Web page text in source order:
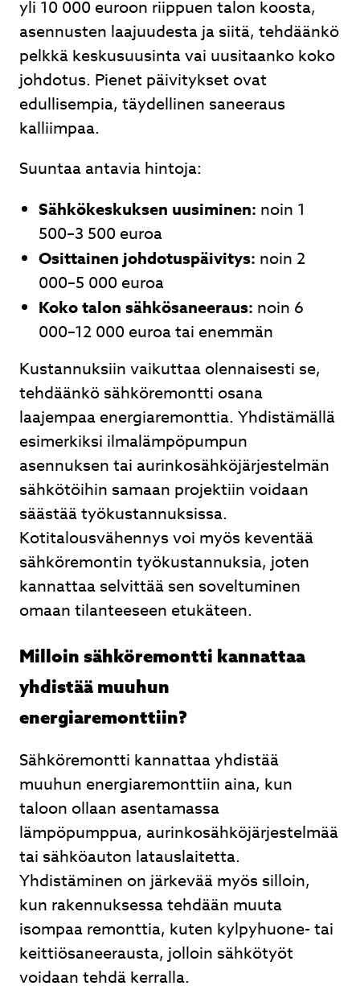
yli 10 000 euroon riippuen talon koosta,
asennusten laajuudesta ja siitä, tehdäänkö
pelkkä keskusuusinta vai uusitaanko koko
johdotus. Pienet päivitykset ovat
edullisempia, täydellinen saneeraus
kalliimpaa.
Suuntaa antavia hintoja:
Sähkökeskuksen uusiminen: noin 1
500–3 500 euroa
Osittainen johdotuspäivitys: noin 2
000–5 000 euroa
Koko talon sähkösaneeraus: noin 6
000–12 000 euroa tai enemmän
Kustannuksiin vaikuttaa olennaisesti se,
tehdäänkö sähköremontti osana
laajempaa energiaremonttia. Yhdistämällä
esimerkiksi ilmalämpöpumpun
asennuksen tai aurinkosähköjärjestelmän
sähkötöihin samaan projektiin voidaan
säästää työkustannuksissa.
Kotitalousvähennys voi myös keventää
sähköremontin työkustannuksia, joten
kannattaa selvittää sen soveltuminen
omaan tilanteeseen etukäteen.
Milloin sähköremontti kannattaa
yhdistää muuhun
energiaremonttiin?
Sähköremontti kannattaa yhdistää
muuhun energiaremonttiin aina, kun
taloon ollaan asentamassa
lämpöpumppua, aurinkosähköjärjestelmää
tai sähköauton latauslaitetta.
Yhdistäminen on järkevää myös silloin,
kun rakennuksessa tehdään muuta
isompaa remonttia, kuten kylpyhuone- tai
keittiösaneerausta, jolloin sähkötyöt
voidaan tehdä kerralla.